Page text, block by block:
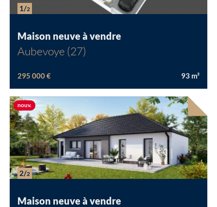
1/2
Maison neuve à vendre
Aubevoye (27)
295 000 € 93 m²
2/2
Maison neuve à vendre
nouv.Nouvelle offre